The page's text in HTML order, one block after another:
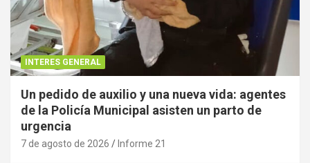
INTERES GENERAL
Un pedido de auxilio y una nueva vida: agentes
de la Policía Municipal asisten un parto de
urgencia
7 de agosto de 2026 Informe 21